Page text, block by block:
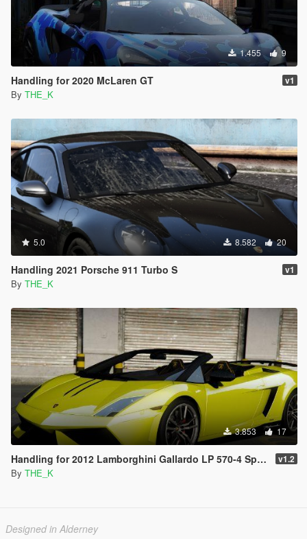
1.455 9
Handling for 2020 McLaren GT v1
By THE_K
5.0 8.582 20
Handling 2021 Porsche 911 Turbo S v1
By THE_K
3.853 17
Handling for 2012 Lamborghini Gallardo LP 570-4 Spyder Performante v1.2
By THE_K
Designed in Alderney